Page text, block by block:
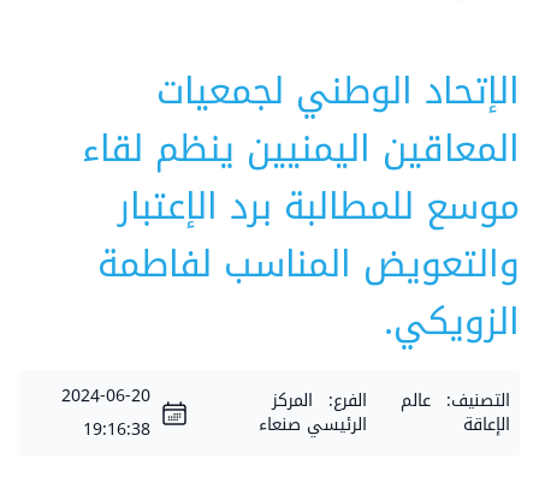
الإتحاد الوطني لجمعيات
المعاقين اليمنيين ينظم لقاء
موسع للمطالبة برد الإعتبار
والتعويض المناسب لفاطمة
الزويكي.
التصنيف: عالم
الإعاقة
الفرع: المركز
الرئيسي صنعاء
2024-06-20
19:16:38